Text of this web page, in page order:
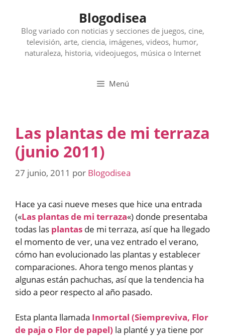
contenido
Blogodisea
Blog variado con noticias y secciones de juegos, cine,
televisión, arte, ciencia, imágenes, videos, humor,
naturaleza, historia, videojuegos, música o Internet
Menú
Las plantas de mi terraza
(junio 2011)
27 junio, 2011 por Blogodisea
Hace ya casi nueve meses que hice una entrada
(«Las plantas de mi terraza«) donde presentaba
todas las plantas de mi terraza, así que ha llegado
el momento de ver, una vez entrado el verano,
cómo han evolucionado las plantas y establecer
comparaciones. Ahora tengo menos plantas y
algunas están pachuchas, así que la tendencia ha
sido a peor respecto al año pasado.
Esta planta llamada Inmortal (Siempreviva, Flor
de paja o Flor de papel) la planté y ya tiene por